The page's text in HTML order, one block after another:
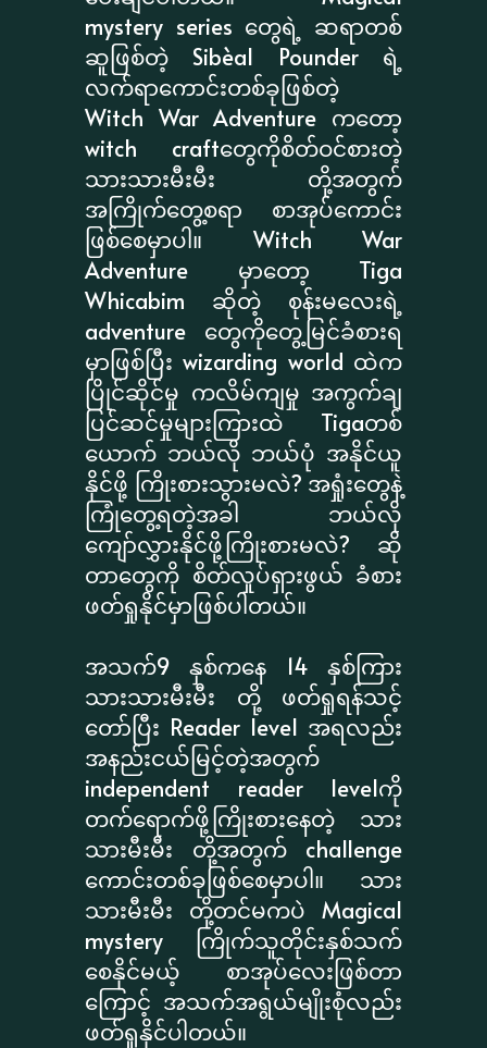
mystery series တွေရဲ့ ဆရာတစ်
ဆူဖြစ်တဲ့ Sibèal Pounder ရဲ့
လက်ရာကောင်းတစ်ခုဖြစ်တဲ့
Witch War Adventure ကတော့
witch craftတွေကိုစိတ်ဝင်စားတဲ့
သားသားမီးမီး တို့အတွက်
အကြိုက်တွေ့စရာ စာအုပ်ကောင်း
ဖြစ်စေမှာပါ။ Witch War
Adventure မှာတော့ Tiga
Whicabim ဆိုတဲ့ စုန်းမလေးရဲ့
adventure တွေကိုတွေ့မြင်ခံစားရ
မှာဖြစ်ပြီး wizarding world ထဲက
ပြိုင်ဆိုင်မှု ကလိမ်ကျမှု အကွက်ချ
ပြင်ဆင်မှုများကြားထဲ Tigaတစ်
ယောက် ဘယ်လို ဘယ်ပုံ အနိုင်ယူ
နိုင်ဖို့ ကြိုးစားသွားမလဲ? အရှုံးတွေနဲ့
ကြုံတွေ့ရတဲ့အခါ ဘယ်လို
ကျော်လွှားနိုင်ဖို့ကြိုးစားမလဲ? ဆို
တာတွေကို စိတ်လှုပ်ရှားဖွယ် ခံစား
ဖတ်ရှုနိုင်မှာဖြစ်ပါတယ်။
အသက်9 နှစ်ကနေ 14 နှစ်ကြား
သားသားမီးမီး တို့ ဖတ်ရှုရန်သင့်
တော်ပြီး Reader level အရလည်း
အနည်းငယ်မြင့်တဲ့အတွက်
independent reader levelကို
တက်ရောက်ဖို့ကြိုးစားနေတဲ့ သား
သားမီးမီး တို့အတွက် challenge
ကောင်းတစ်ခုဖြစ်စေမှာပါ။ သား
သားမီးမီး တို့တင်မကပဲ Magical
mystery ကြိုက်သူတိုင်းနှစ်သက်
စေနိုင်မယ့် စာအုပ်လေးဖြစ်တာ
ကြောင့် အသက်အရွယ်မျိုးစုံလည်း
ဖတ်ရှုနိုင်ပါတယ်။